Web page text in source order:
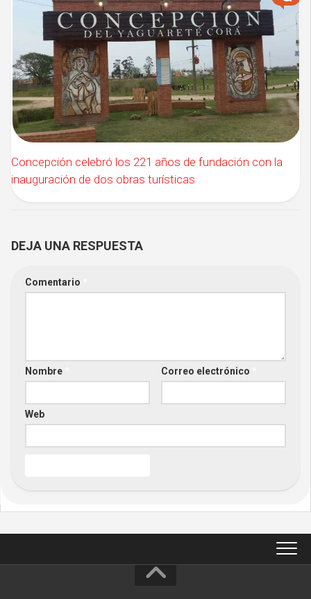
Concepción celebró los 221 años de fundación con la
inauguración de dos obras turísticas
DEJA UNA RESPUESTA
Comentario
Nombre Correo electrónico
Web